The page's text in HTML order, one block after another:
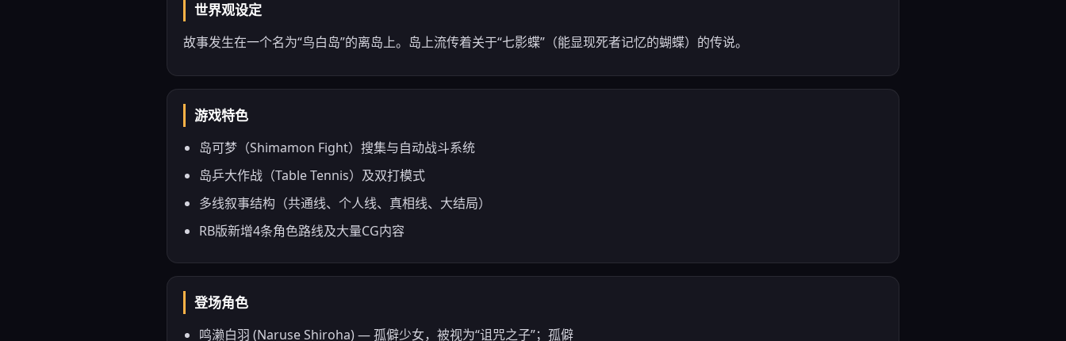
世界观设定
故事发生在一个名为“鸟白岛”的离岛上。岛上流传着关于“七影蝶”（能显现死者记忆的蝴蝶）的传说。
游戏特色
岛可梦（Shimamon Fight）搜集与自动战斗系统
岛乒大作战（Table Tennis）及双打模式
多线叙事结构（共通线、个人线、真相线、大结局）
RB版新增4条角色路线及大量CG内容
登场角色
鸣濑白羽 (Naruse Shiroha) — 孤僻少女，被视为“诅咒之子”；孤僻